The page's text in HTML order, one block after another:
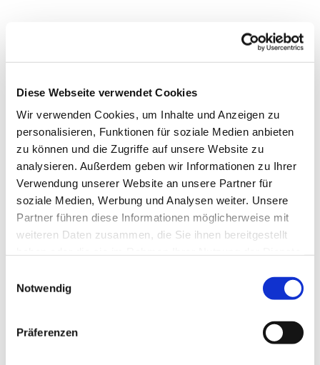
Diese Webseite verwendet Cookies
Wir verwenden Cookies, um Inhalte und Anzeigen zu
personalisieren, Funktionen für soziale Medien anbieten
zu können und die Zugriffe auf unsere Website zu
analysieren. Außerdem geben wir Informationen zu Ihrer
Verwendung unserer Website an unsere Partner für
soziale Medien, Werbung und Analysen weiter. Unsere
Partner führen diese Informationen möglicherweise mit
weiteren Daten zusammen, die Sie ihnen bereitgestellt
Notwendig
Präferenzen
Dies könnte Sie auch